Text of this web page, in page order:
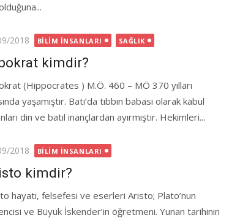
2018 BILIM İNSANLARI SAĞLIK
kimdir?
(Hippocrates ) M.Ö. 460 – MÖ 370 yılları
yaşamıştır. Batı’da tıbbın babası olarak kabul
din ve batıl inançlardan ayırmıştır. Hekimleri...
2018 BILIM İNSANLARI
kimdir?
hayatı, felsefesi ve eserleri Aristo; Plato’nun
ve Büyük İskender’in öğretmeni. Yunan tarihinin